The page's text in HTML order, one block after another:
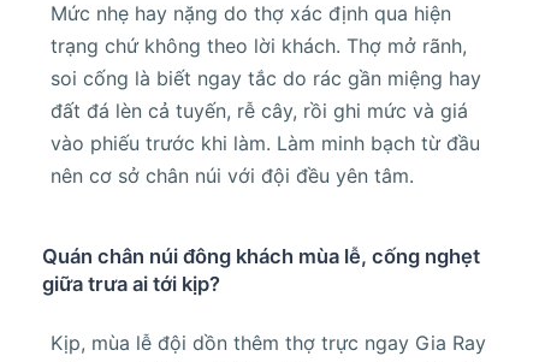
Mức nhẹ hay nặng do thợ xác định qua hiện
trạng chứ không theo lời khách. Thợ mở rãnh,
soi cống là biết ngay tắc do rác gần miệng hay
đất đá lèn cả tuyến, rễ cây, rồi ghi mức và giá
vào phiếu trước khi làm. Làm minh bạch từ đầu
nên cơ sở chân núi với đội đều yên tâm.
Quán chân núi đông khách mùa lễ, cống nghẹt
giữa trưa ai tới kịp?
Kịp, mùa lễ đội dồn thêm thợ trực ngay Gia Ray